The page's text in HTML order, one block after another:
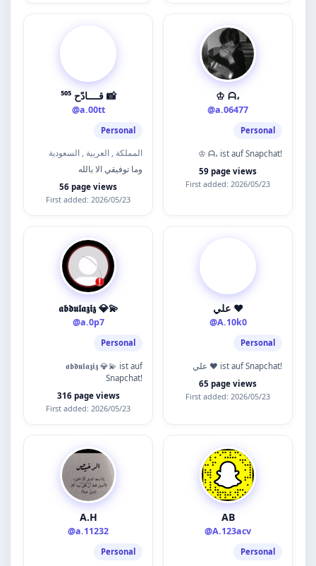
قــــادًح ⁵⁰⁵ 📸
@a.00tt
Personal
المملكة , العربية , السعودية
وما توفيقي الا بالله
56 page views
First added: 2026/05/23
♔ ᗩ،
@a.06477
Personal
♔ ᗩ، ist auf Snapchat!
59 page views
First added: 2026/05/23
𝖆𝖇𝖉𝖚𝖑𝖆𝖟𝖎𝖟 💎💫
@a.0p7
Personal
𝖆𝖇𝖉𝖚𝖑𝖆𝖟𝖎𝖟 💎💫 ist auf
Snapchat!
316 page views
First added: 2026/05/23
علي ❤️
@A.10k0
Personal
علي ❤️ ist auf Snapchat!
65 page views
First added: 2026/05/23
A.H
@a.11232
Personal
AB
@A.123acv
Personal